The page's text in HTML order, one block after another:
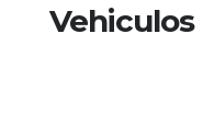
Vehiculos